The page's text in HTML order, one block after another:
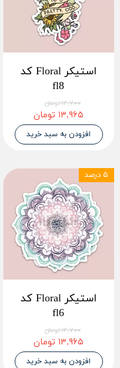
استیکر Floral کد
fl8
۱۴,۷۰۰ تومان
۱۳,۹۶۵ تومان
افزودن به سبد خرید
استیکر Floral کد
fl6
۱۴,۷۰۰ تومان
۱۳,۹۶۵ تومان
افزودن به سبد خرید
۵ درصد